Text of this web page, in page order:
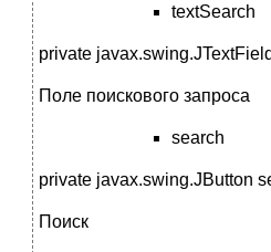
textSearch
private
Поле поискового запроса
search
private javax.swing.JButton
Поиск